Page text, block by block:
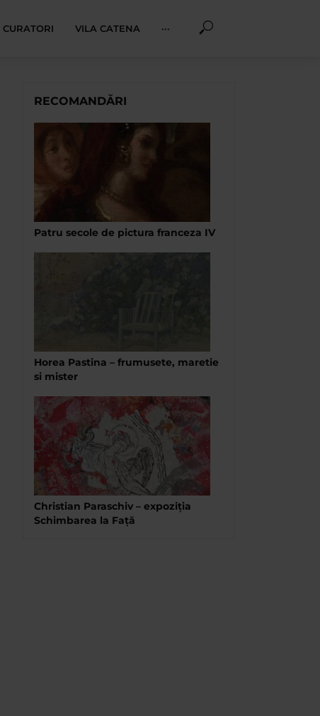
CURATORI VILA CATENA ···
RECOMANDĂRI
Patru secole de pictura franceza IV
Horea Pastina – frumusete, maretie
si mister
Christian Paraschiv – expoziția
Schimbarea la Față